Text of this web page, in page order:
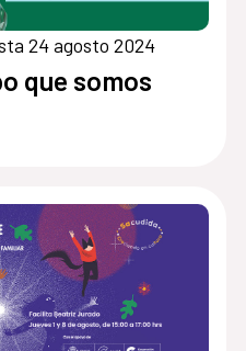
24 agosto 2024
que somos